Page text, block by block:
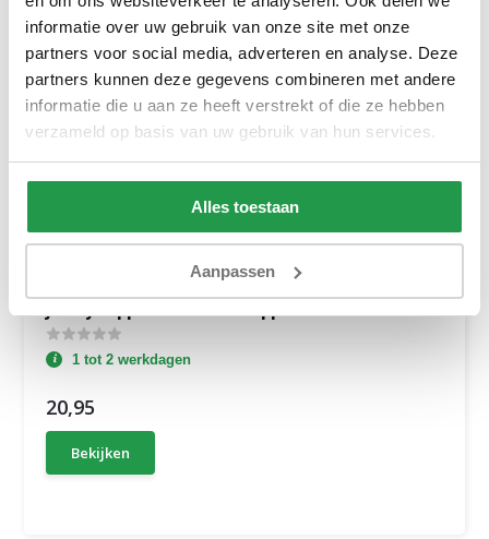
informatie over uw gebruik van onze site met onze
partners voor social media, adverteren en analyse. Deze
partners kunnen deze gegevens combineren met andere
informatie die u aan ze heeft verstrekt of die ze hebben
verzameld op basis van uw gebruik van hun services.
Alles toestaan
Aanpassen
Jersey Topper Hoeslaken Topper Antraciet
1 tot 2 werkdagen
20,95
Bekijken